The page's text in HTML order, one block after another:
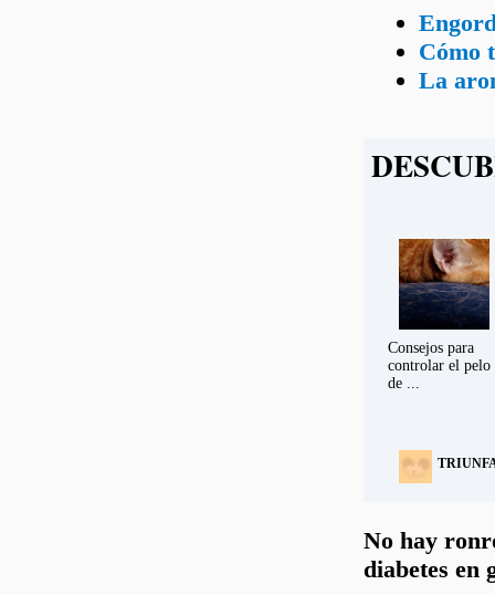
Cómo
La
Consejos para
controlar el pelo
de ...
No hay
diabetes en